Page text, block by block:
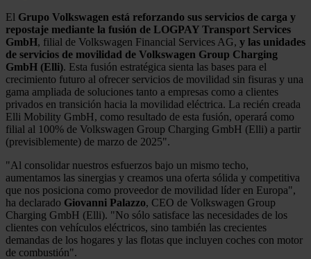
El Grupo Volkswagen está reforzando sus servicios de carga y
repostaje mediante la fusión de LOGPAY Transport Services
GmbH, filial de Volkswagen Financial Services AG, y las unidades
de servicios de movilidad de Volkswagen Group Charging
GmbH (Elli). Esta fusión estratégica sienta las bases para el
crecimiento futuro al ofrecer servicios de movilidad sin fisuras y una
gama ampliada de soluciones tanto a empresas como a clientes
privados en transición hacia la movilidad eléctrica. La recién creada
Elli Mobility GmbH, como resultado de esta fusión, operará como
filial al 100% de Volkswagen Group Charging GmbH (Elli) a partir
(previsiblemente) de marzo de 2025".
"Al consolidar nuestros esfuerzos bajo un mismo techo,
aumentamos las sinergias y creamos una oferta sólida y competitiva
que nos posiciona como proveedor de movilidad líder en Europa",
ha declarado Giovanni Palazzo, CEO de Volkswagen Group
Charging GmbH (Elli). "No sólo satisface las necesidades de los
clientes con vehículos eléctricos, sino también las crecientes
demandas de los hogares y las flotas que incluyen coches con motor
de combustión".